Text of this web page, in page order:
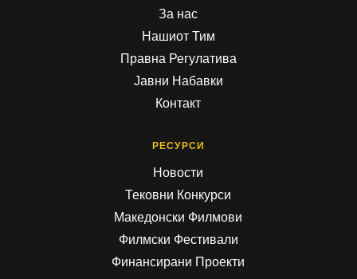
За нас
Нашиот Тим
Правна Регулатива
Јавни Набавки
Контакт
РЕСУРСИ
Новости
Тековни Конкурси
Македонски Филмови
Филмски Фестивали
Финансирани Проекти